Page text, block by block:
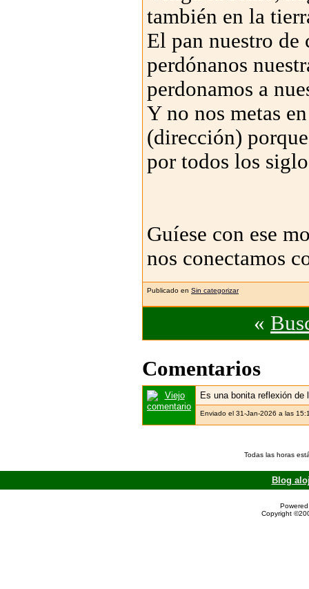
también en la
El pan nuestro
perdónanos
perdonamos a
Y no nos metas
(dirección)
por todos los
Guíese con ese
nos conectamos
Publicado en Sin categorizar
«
Comentarios
Es una bonita reflexión de
Enviado el 31-Jan-2026 a las
Todas las horas
Blog
Copyright